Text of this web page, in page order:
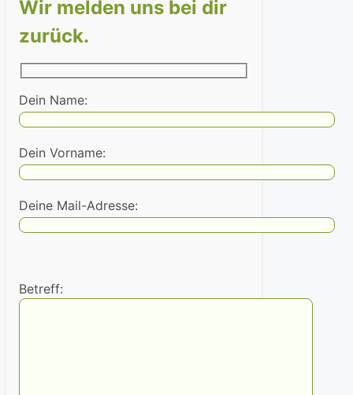
Wir melden uns bei dir
zurück.
Dein Name:
Dein Vorname:
Deine Mail-Adresse:
Betreff: